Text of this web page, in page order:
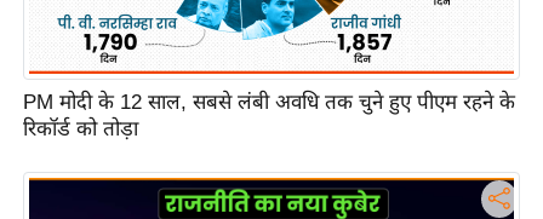
PM मोदी के 12 साल, सबसे लंबी अवधि तक चुने हुए पीएम रहने के
रिकॉर्ड को तोड़ा